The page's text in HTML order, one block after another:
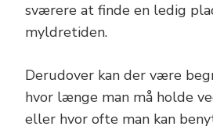
sværere at finde en ledig
myldretiden.
Derudover kan der være
hvor længe man må holde
eller hvor ofte man kan